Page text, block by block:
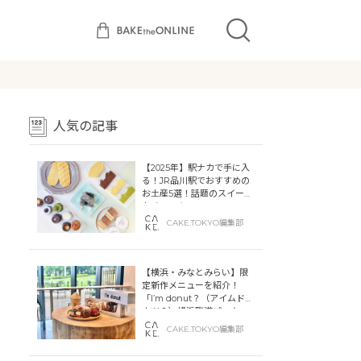
人気の記事
【2025年】駅ナカで手に入
る！JR品川駅でおすすめの
お土産5選！話題のスイーツ
をチェック
CAKE.TOKYO編集部
【横浜・みなとみらい】限
定新作メニューを紹介！
「I’m donut？（アイムドー
ナツ？）横浜臨港パーク」
「dacō（ダコー）横浜臨港
パーク」横浜ティンバーワ
CAKE.TOKYO編集部